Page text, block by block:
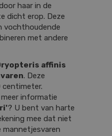
haar in de
dicht erop. Deze
vochthoudende
met andere
affinis
. Deze
centimeter.
informatie
? U bent van harte
mee dat niet
mannetjesvaren